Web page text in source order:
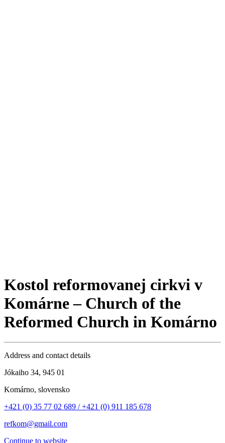
Kostol reformovanej cirkvi v
Komárne – Church of the
Reformed Church in Komárno
Address and contact details
Jókaiho 34, 945 01
Komárno, slovensko
+421 (0) 35 77 02 689 / +421 (0) 911 185 678
refkom@gmail.com
Continue to website